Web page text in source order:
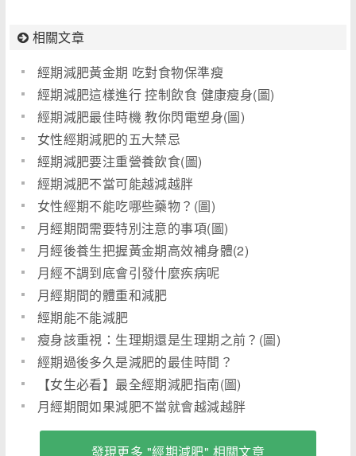
相關文章
經期減肥黃金期 吃對食物保準瘦
經期減肥這樣進行 控制飲食 健康瘦身(圖)
經期減肥最佳時機 教你閃電塑身(圖)
女性經期減肥的五大禁忌
經期減肥要注重營養飲食(圖)
經期減肥不當可能越減越胖
女性經期不能吃哪些藥物？(圖)
月經期間需要特別注意的事項(圖)
月經後養生把握黃金期高效補身體(2)
月經不調到底會引發什麼疾病呢
月經期間的體重和減肥
經期能不能減肥
瘦身該重視：生理期還是生理期之前？(圖)
經期過後多久是減肥的最佳時間？
【女生必看】最全經期減肥指南(圖)
月經期間如果減肥不當就會越減越胖
發現更多 "經期減肥" 相關文章